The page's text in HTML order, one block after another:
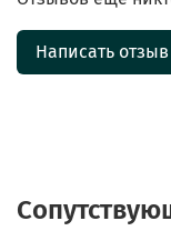
Написать отзыв